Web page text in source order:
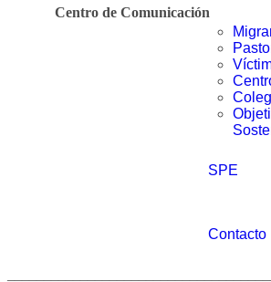
SPE
Contacto
Centro de Comunicación